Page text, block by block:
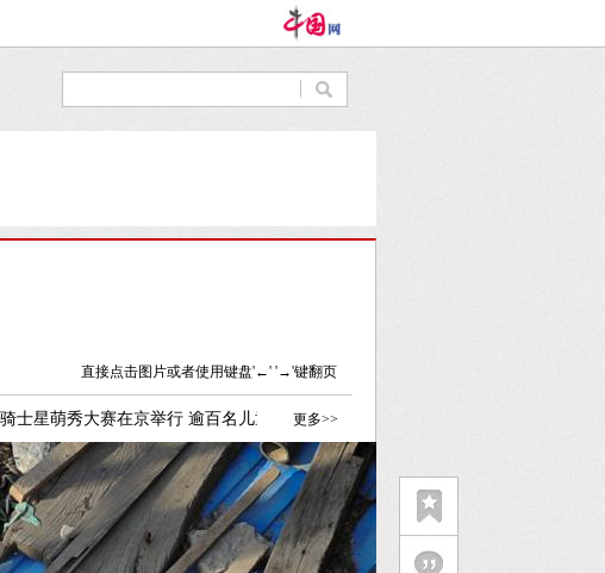
直接点击图片或者使用键盘'←' '→'键翻页